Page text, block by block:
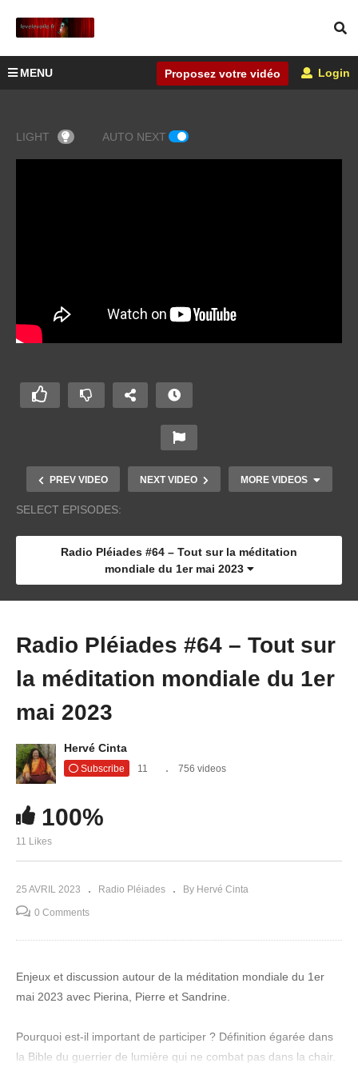
MENU Proposez votre vidéo Login
LIGHT AUTO NEXT
PREV VIDEO NEXT VIDEO MORE VIDEOS
Radio Pléiades #5 – L’eau
SELECT EPISODES:
Radio Pléiades #64 – Tout sur la méditation
mondiale du 1er mai 2023
Radio Pléiades #64 – Tout sur
la méditation mondiale du 1er
mai 2023
Hervé Cinta
Subscribe 11 756 videos
100%
11 Likes
25 AVRIL 2023 Radio Pléiades By Hervé Cinta
0 Comments
Enjeux et discussion autour de la méditation mondiale du 1er
mai 2023 avec Pierina, Pierre et Sandrine.
Pourquoi est-il important de participer ? Définition égarée dans
la Bible du guerrier de lumière qui ne combat pas dans la chair.